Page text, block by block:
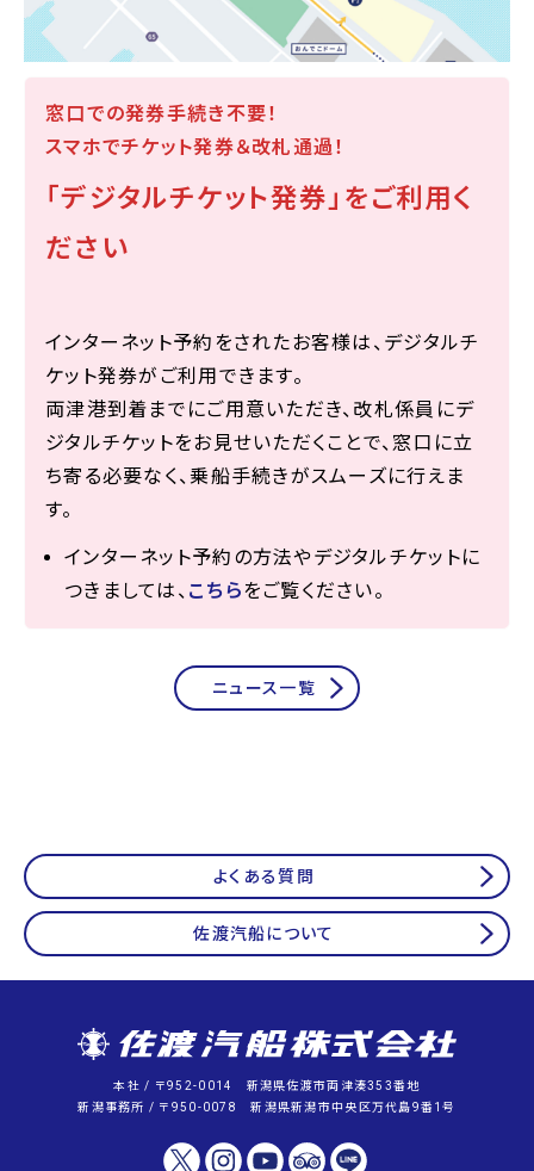
窓口での発券手続き不要！
スマホでチケット発券＆改札通過！
「デジタルチケット発券」をご利用く
ださい
インターネット予約をされたお客様は、デジタルチ
ケット発券がご利用できます。
両津港到着までにご用意いただき、改札係員にデ
ジタルチケットをお見せいただくことで、窓口に立
ち寄る必要なく、乗船手続きがスムーズに行えま
す。
インターネット予約の方法やデジタルチケットに
つきましては、 こちらをご覧ください。
ニュース一覧
よくある質問
佐渡汽船について
本社 / 〒952-0014 新潟県佐渡市両津湊353番地
新潟事務所 / 〒950-0078 新潟県新潟市中央区万代島9番1号